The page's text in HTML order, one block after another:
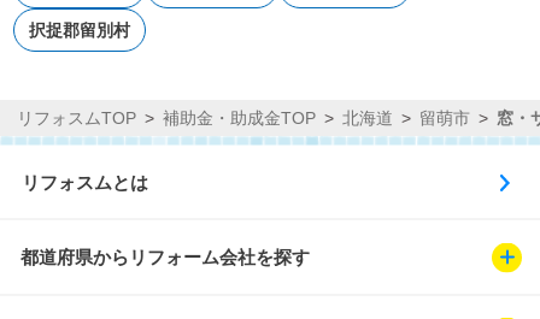
択捉郡留別村
リフォスムTOP 補助金・助成金TOP 北海道 留萌市 窓・
リフォスムとは
都道府県からリフォーム会社を探す